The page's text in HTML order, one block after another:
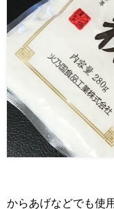
からあげなどでも使